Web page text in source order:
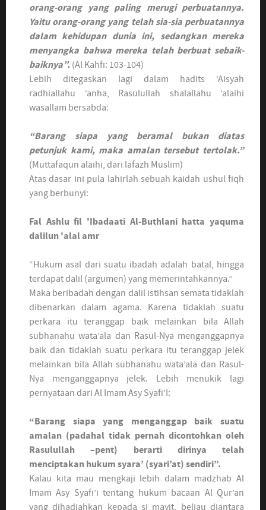
orang-orang yang paling merugi perbuatannya.
Yaitu orang-orang yang telah sia-sia perbuatannya
dalam kehidupan dunia ini, sedangkan mereka
menyangka bahwa mereka telah berbuat sebaik-
baiknya”. (Al Kahfi: 103-104)
Lebih ditegaskan lagi dalam hadits ‘Aisyah
radhiallahu ‘anha, Rasulullah shalallahu ‘alaihi
wasallam bersabda:
“Barang siapa yang beramal bukan diatas
petunjuk kami, maka amalan tersebut tertolak.”
(Muttafaqun alaihi, dari lafazh Muslim)
Atas dasar ini pula lahirlah sebuah kaidah ushul fiqh
yang berbunyi:
Fal Ashlu fil 'Ibadaati Al-Buthlani hatta yaquma
dalilun 'alal amr
“Hukum asal dari suatu ibadah adalah batal, hingga
terdapat dalil (argumen) yang memerintahkannya.”
Maka beribadah dengan dalil istihsan semata tidaklah
dibenarkan dalam agama. Karena tidaklah suatu
perkara itu teranggap baik melainkan bila Allah
subhanahu wata’ala dan Rasul-Nya menganggapnya
baik dan tidaklah suatu perkara itu teranggap jelek
melainkan bila Allah subhanahu wata’ala dan Rasul-
Nya menganggapnya jelek. Lebih menukik lagi
pernyataan dari Al Imam Asy Syafi’I:
“Barang siapa yang menganggap baik suatu
amalan (padahal tidak pernah dicontohkan oleh
Rasulullah –pent) berarti dirinya telah
menciptakan hukum syara’ (syari’at) sendiri”.
Kalau kita mau mengkaji lebih dalam madzhab Al
Imam Asy Syafi’i tentang hukum bacaan Al Qur’an
yang dihadiahkan kepada si mayit, beliau diantara